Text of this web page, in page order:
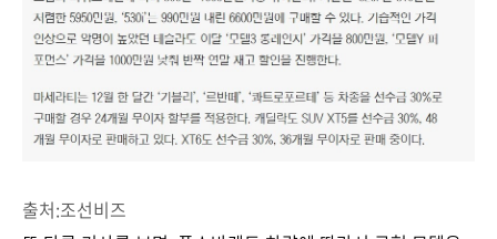
출처:조선비즈